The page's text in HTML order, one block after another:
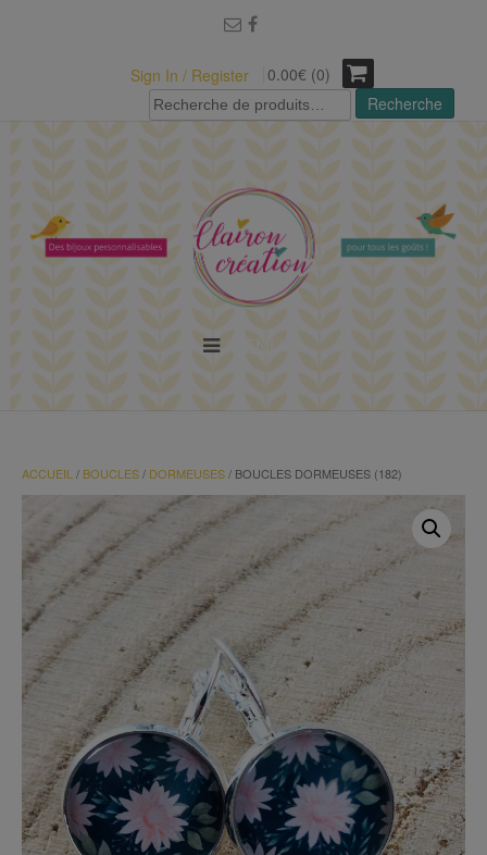
Sign In / Register
0.00€ (0)
Recherche
pour :
Recherche
ACCUEIL / BOUCLES/ DORMEUSES/ BOUCLES DORMEUSES (182)